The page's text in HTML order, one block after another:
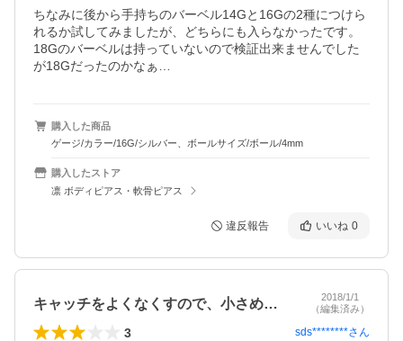
ちなみに後から手持ちのバーベル14Gと16Gの2種につけら
れるか試してみましたが、どちらにも入らなかったです。
18Gのバーベルは持っていないので検証出来ませんでした
購入した商品
ゲージ/カラー/16G/シルバー、ボールサイズ/ボール/4mm
購入したストア
凛 ボディピアス・軟骨ピアス
違反報告 いいね 0
キャッチをよくなくすので、小さめで16…
2018/1/1
（編集済み）
3 sds********さん